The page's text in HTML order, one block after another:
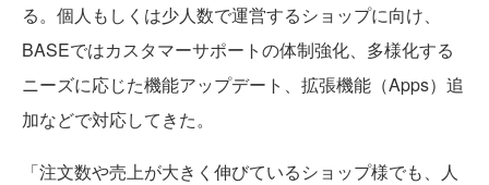
る。個人もしくは少人数で運営するショップに向け、
BASEではカスタマーサポートの体制強化、多様化する
ニーズに応じた機能アップデート、拡張機能（Apps）追
加などで対応してきた。
「注文数や売上が大きく伸びているショップ様でも、人